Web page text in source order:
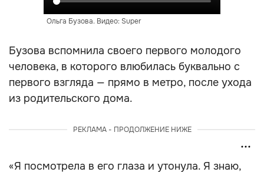
Ольга Бузова. Видео: Super
Бузова вспомнила своего первого молодого
человека, в которого влюбилась буквально с
первого взгляда — прямо в метро, после ухода
из родительского дома.
РЕКЛАМА - ПРОДОЛЖЕНИЕ НИЖЕ
«Я посмотрела в его глаза и утонула. Я знаю,